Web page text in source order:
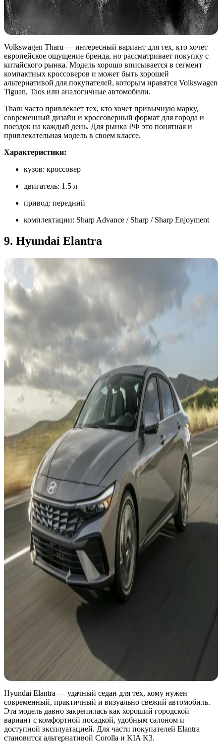
Volkswagen Tharu — интересный вариант для тех, кто хочет
европейское ощущение бренда, но рассматривает покупку с
китайского рынка. Модель хорошо вписывается в сегмент
компактных кроссоверов и может быть хорошей
альтернативой для покупателей, которым нравятся Volkswagen
Tiguan, Taos или аналогичные автомобили.
Tharu часто привлекает тех, кто хочет привычную марку,
современный дизайн и кроссоверный формат для города и
поездок на каждый день. Для рынка РФ это понятная и
привлекательная модель в своем классе.
Характеристики:
кузов: кроссовер
двигатель: 1.5 л
привод: передний
комплектации: Sharp Advance / Sharp / Sharp Enjoyment
9. Hyundai Elantra
Hyundai Elantra — удачный седан для тех, кому нужен
современный, практичный и визуально свежий автомобиль.
Эта модель давно закрепилась как хороший городской
вариант с комфортной посадкой, удобным салоном и
доступной эксплуатацией. Для части покупателей Elantra
становится альтернативой Corolla и KIA K3.